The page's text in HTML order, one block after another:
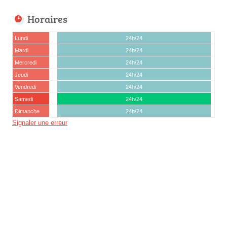
Horaires
Lundi
24h/24
Mardi
24h/24
Mercredi
24h/24
Jeudi
24h/24
Vendredi
24h/24
Samedi
24h/24
Dimanche
24h/24
Signaler une erreur